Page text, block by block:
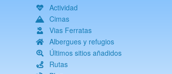
Actividad
Cimas
Vias Ferratas
Albergues y refugios
Últimos sitios añadidos
Rutas